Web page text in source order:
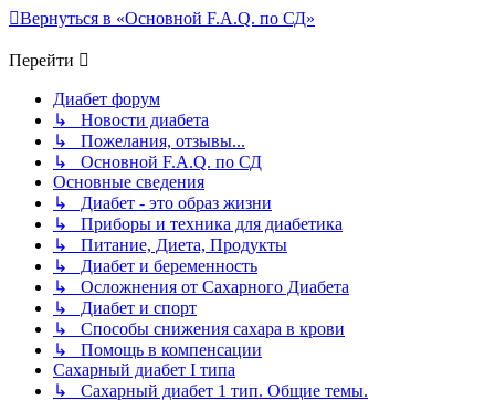
Вернуться в «Основной F.A.Q. по СД»
Перейти
Диабет форум
↳ Новости диабета
↳ Пожелания, отзывы...
↳ Основной F.A.Q. по СД
Основные сведения
↳ Диабет - это образ жизни
↳ Приборы и техника для диабетика
↳ Питание, Диета, Продукты
↳ Диабет и беременность
↳ Осложнения от Сахарного Диабета
↳ Диабет и спорт
↳ Способы снижения сахара в крови
↳ Помощь в компенсации
Сахарный диабет I типа
↳ Сахарный диабет 1 тип. Общие темы.